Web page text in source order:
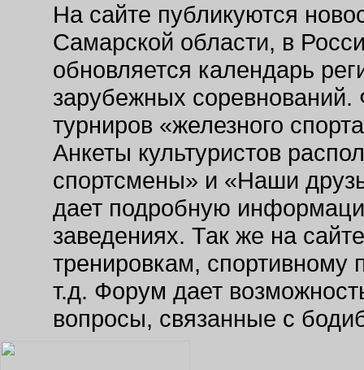
На сайте публикуются
Самарской области, в
обновляется календарь
зарубежных соревнований.
турниров «железного
Анкеты культуристов
спортсмены» и «Наши
дает подробную
заведениях. Так же на
тренировкам, спортивному
т.д. Форум дает
вопросы, связанные с